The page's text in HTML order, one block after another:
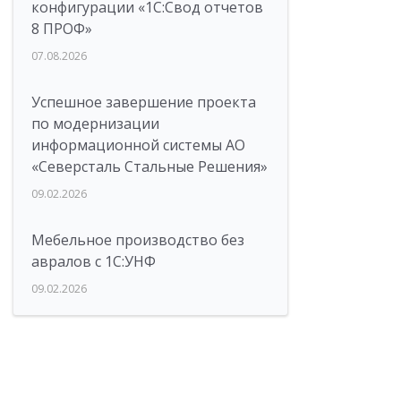
конфигурации «1C:Свод отчетов
8 ПРОФ»
07.08.2026
Успешное завершение проекта
по модернизации
информационной системы АО
«Северсталь Стальные Решения»
09.02.2026
Мебельное производство без
авралов с 1С:УНФ
09.02.2026